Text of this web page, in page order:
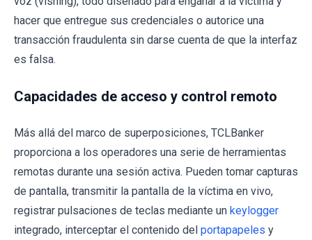
hacer que entregue sus credenciales o autorice una
transacción fraudulenta sin darse cuenta de que la interfaz
es falsa.
Capacidades de acceso y control remoto
Más allá del marco de superposiciones, TCLBanker
proporciona a los operadores una serie de herramientas
remotas durante una sesión activa. Pueden tomar capturas
de pantalla, transmitir la pantalla de la víctima en vivo,
registrar pulsaciones de teclas mediante un keylogger
integrado, interceptar el contenido del portapapeles y